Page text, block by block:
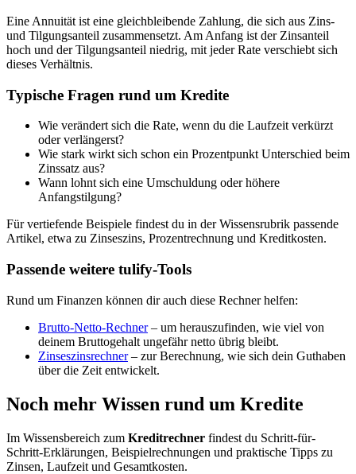
Eine Annuität ist eine gleichbleibende Zahlung, die sich aus Zins-
und Tilgungsanteil zusammensetzt. Am Anfang ist der Zinsanteil
hoch und der Tilgungsanteil niedrig, mit jeder Rate verschiebt sich
dieses Verhältnis.
Typische Fragen rund um Kredite
Wie verändert sich die Rate, wenn du die Laufzeit verkürzt
oder verlängerst?
Wie stark wirkt sich schon ein Prozentpunkt Unterschied beim
Zinssatz aus?
Wann lohnt sich eine Umschuldung oder höhere
Anfangstilgung?
Für vertiefende Beispiele findest du in der Wissensrubrik passende
Artikel, etwa zu Zinseszins, Prozentrechnung und Kreditkosten.
Passende weitere tulify-Tools
Rund um Finanzen können dir auch diese Rechner helfen:
Brutto-Netto-Rechner– um herauszufinden, wie viel von
deinem Bruttogehalt ungefähr netto übrig bleibt.
Zinseszinsrechner– zur Berechnung, wie sich dein Guthaben
über die Zeit entwickelt.
Noch mehr Wissen rund um Kredite
Im Wissensbereich zum Kreditrechner findest du Schritt-für-
Schritt-Erklärungen, Beispielrechnungen und praktische Tipps zu
Zinsen, Laufzeit und Gesamtkosten.